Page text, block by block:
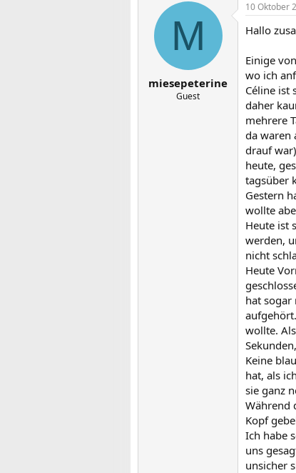
M
miesepeterine
Guest
10 Oktober
Hallo
Einige
wo ich
Céline ist
daher
mehrere
da waren
drauf
heute,
tagsüber
Gestern
wollte
Heute ist
werden,
nicht
Heute
hat sogar
wollte.
Keine
hat, als
sie ganz
Während
Kopf
Ich habe
uns
unsicher